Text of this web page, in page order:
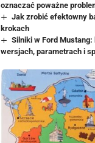
oznaczać poważne
Jak zrobić efektowny
krokach
Silniki w Ford
wersjach, parametrach i